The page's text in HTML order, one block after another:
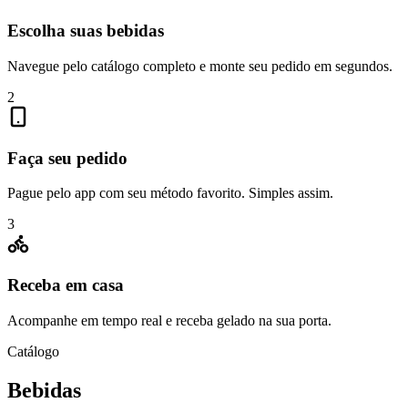
Escolha suas bebidas
Navegue pelo catálogo completo e monte seu pedido em segundos.
2
Faça seu pedido
Pague pelo app com seu método favorito. Simples assim.
3
Receba em casa
Acompanhe em tempo real e receba gelado na sua porta.
Catálogo
Bebidas